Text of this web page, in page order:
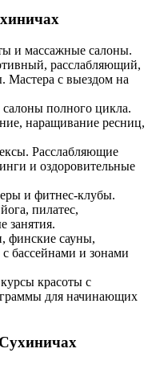
и массажные салоны.
расслабляющий,
Мастера с выездом на
полного цикла.
наращивание ресниц,
Расслабляющие
и оздоровительные
и фитнес-клубы.
пилатес,
занятия.
финские сауны,
бассейнами и зонами
красоты с
для начинающих